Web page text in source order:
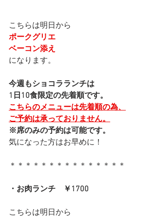
こちらは明日から
ポークグリエ
ベーコン添え
になります。
今週もショコラランチは
1日10食限定の先着順です。
こちらのメニューは先着順の為、
ご予約は承っておりません。
※席のみの予約は可能です。
気になった方はお早めに！
＊＊＊＊＊＊＊＊＊＊＊＊＊＊＊
・お肉ランチ　￥1700
こちらは明日から